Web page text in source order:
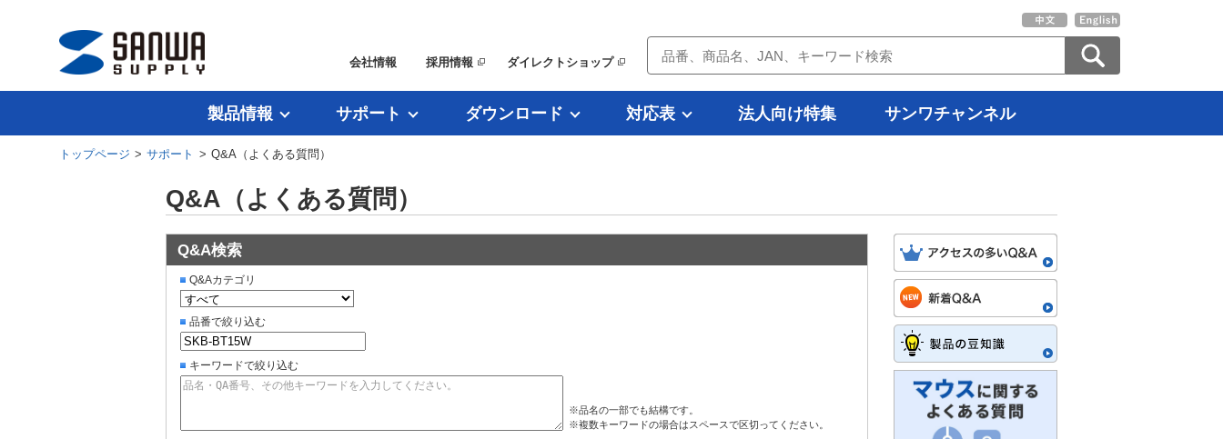
会社情報 採用情報 ダイレクトショップ
製品情報 サポート ダウンロード 対応表 法人向け特集 サンワチャンネル
トップページ >サポート > Q&A（よくある質問）
Q&A（よくある質問）
Q&A検索
Q&Aカテゴリ
品番で絞り込む
キーワードで絞り込む
※品名の一部でも結構です。
※複数キーワードの場合はスペースで区切ってください。